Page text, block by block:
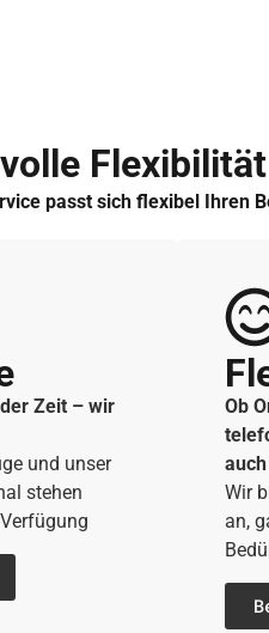
Flexibilität
passt sich flexibel Ihren
Zeit – wir
und unser
stehen
Ob
Wir
an,